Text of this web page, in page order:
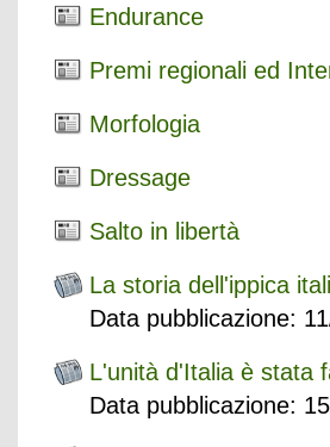
Endurance
Premi regionali ed
Morfologia
Dressage
Salto in libertà
La storia dell'ippica
Data pubblicazione:
L'unità d'Italia è stata
Data pubblicazione: